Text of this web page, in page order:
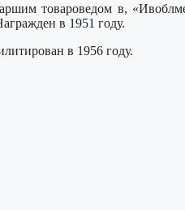
товароведом в,
в 1951 году.
в 1956 году.